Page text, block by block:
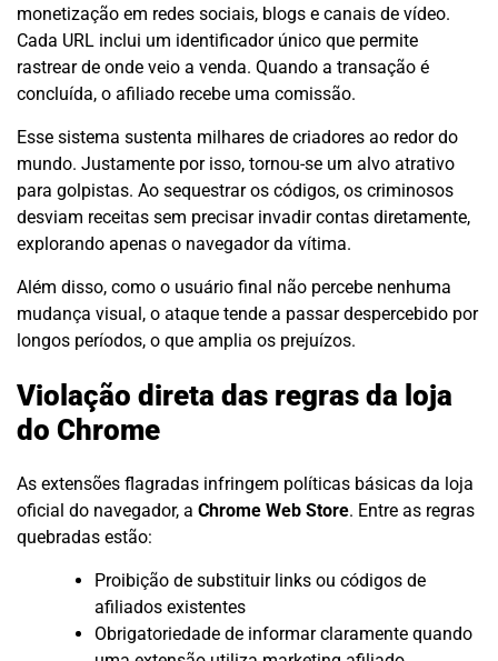
monetização em redes sociais, blogs e canais de vídeo.
Cada URL inclui um identificador único que permite
rastrear de onde veio a venda. Quando a transação é
concluída, o afiliado recebe uma comissão.
Esse sistema sustenta milhares de criadores ao redor do
mundo. Justamente por isso, tornou-se um alvo atrativo
para golpistas. Ao sequestrar os códigos, os criminosos
desviam receitas sem precisar invadir contas diretamente,
explorando apenas o navegador da vítima.
Além disso, como o usuário final não percebe nenhuma
mudança visual, o ataque tende a passar despercebido por
longos períodos, o que amplia os prejuízos.
Violação direta das regras da loja
do Chrome
As extensões flagradas infringem políticas básicas da loja
oficial do navegador, a Chrome Web Store. Entre as regras
quebradas estão:
Proibição de substituir links ou códigos de
afiliados existentes
Obrigatoriedade de informar claramente quando